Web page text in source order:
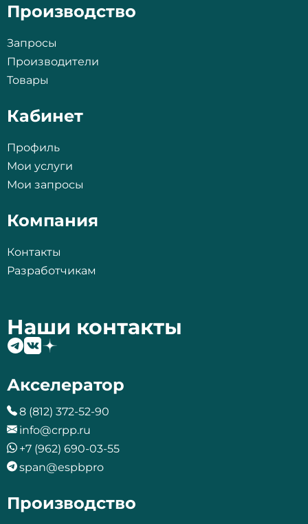
Производство
Запросы
Производители
Товары
Кабинет
Профиль
Мои услуги
Мои запросы
Компания
Контакты
Разработчикам
Наши контакты
Акселератор
8 (812) 372-52-90
info@crpp.ru
+7 (962) 690-03-55
span@espbpro
Производство